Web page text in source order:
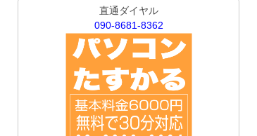
直通ダイヤル
090-8681-8362